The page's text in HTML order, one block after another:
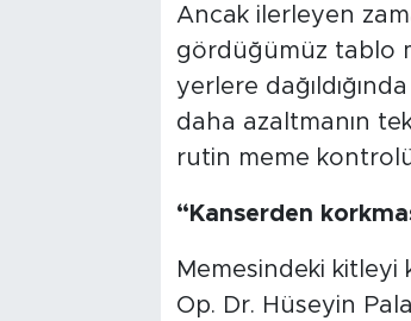
Ancak ilerleyen
gördüğümüz tablo
yerlere
daha azaltmanın
rutin meme
“Kanserden
Memesindeki kitleyi
Op. Dr. Hüseyin